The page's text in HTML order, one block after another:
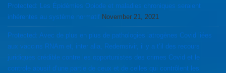
Protected: Les Épidémies Opiode et maladies chroniques seraient
inhérentes au système normatif November 21, 2021
Protected: Avec de plus en plus de pathologies iatrogènes Covid liées
aux vaccins RNAm et, inter alia, Redemsivir, il y a t’il des recours
juridiques crédible contre les opportunistes des crimes Covid et le
controle abusif d’une partie de ceux et de celles qui contrôlent les